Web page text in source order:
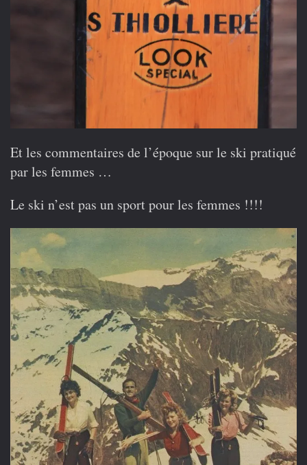
Et les commentaires de l’époque sur le ski pratiqué
par les femmes …
Le ski n’est pas un sport pour les femmes !!!!